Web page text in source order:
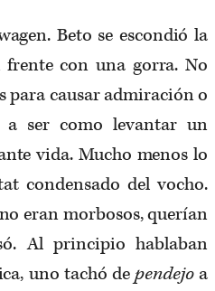
Beto se escondió la
frente con una gorra. No
para causar admiración o
a ser como levantar un
vida. Mucho menos lo
condensado del vocho.
eran morbosos, querían
Al principio hablaban
uno tachó dependejoa